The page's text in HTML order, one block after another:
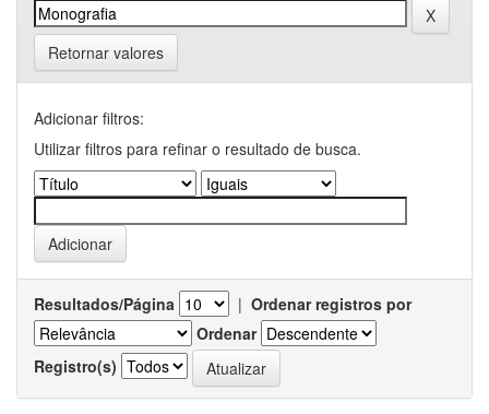
Retornar valores
Adicionar filtros:
Utilizar filtros para refinar o resultado de busca.
Resultados/Página | Ordenar registros por
Ordenar
Registro(s)